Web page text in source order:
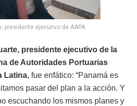
presidente ejecutivo de AAPA
presidente ejecutivo de la
de Autoridades Portuarias
Latina, fue enfático: “Panamá es
pasar del plan a la acción. Y
escuchando los mismos planes y